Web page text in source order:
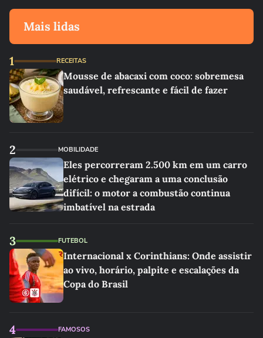
Mais lidas
1 RECEITAS
Mousse de abacaxi com coco: sobremesa
saudável, refrescante e fácil de fazer
2 MOBILIDADE
Eles percorreram 2.500 km em um carro
elétrico e chegaram a uma conclusão
difícil: o motor a combustão continua
imbatível na estrada
3 FUTEBOL
Internacional x Corinthians: Onde assistir
ao vivo, horário, palpite e escalações da
Copa do Brasil
4 FAMOSOS